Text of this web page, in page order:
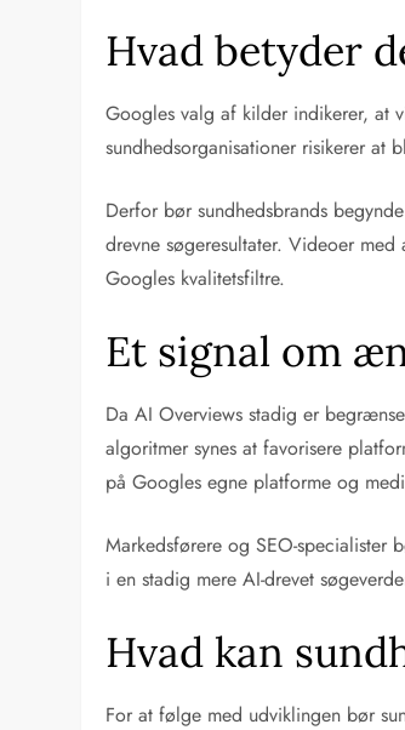
Hvad betyder
Googles valg af kilder indikerer, at
sundhedsorganisationer risikerer at
Derfor bør sundhedsbrands
drevne søgeresultater. Videoer
Googles kvalitetsfiltre.
Et signal om
Da AI Overviews stadig er
algoritmer synes at favorisere
på Googles egne platforme og
Markedsførere og SEO-specialister
i en stadig mere AI-drevet
Hvad kan
For at følge med udviklingen bør